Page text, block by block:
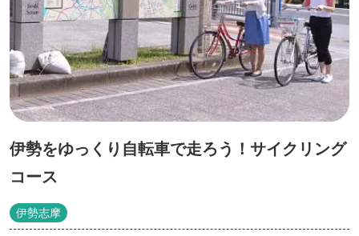
伊勢をゆっくり自転車で走ろう！サイクリング
コース
伊勢志摩